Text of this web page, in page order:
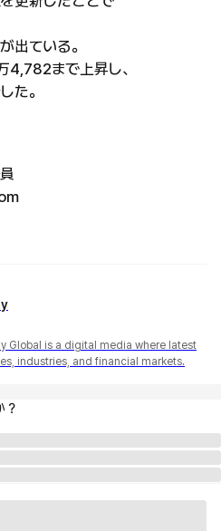
出ている。
4,782まで上昇し、
た。
Global is a digital media where latest
industries, and financial markets.